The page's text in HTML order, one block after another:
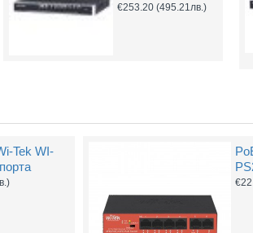
€253.20 (495.21лв.)
Tek WI-